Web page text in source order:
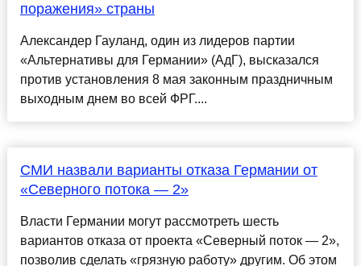
поражения» страны
Александер Гауланд, один из лидеров партии
«Альтернативы для Германии» (АдГ), высказался
против установления 8 мая законным праздничным
выходным днем во всей ФРГ....
СМИ назвали варианты отказа Германии от
«Северного потока — 2»
Власти Германии могут рассмотреть шесть
вариантов отказа от проекта «Северный поток — 2»,
позволив сделать «грязную работу» другим. Об этом